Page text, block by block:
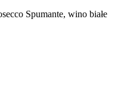
Spumante, wino białe